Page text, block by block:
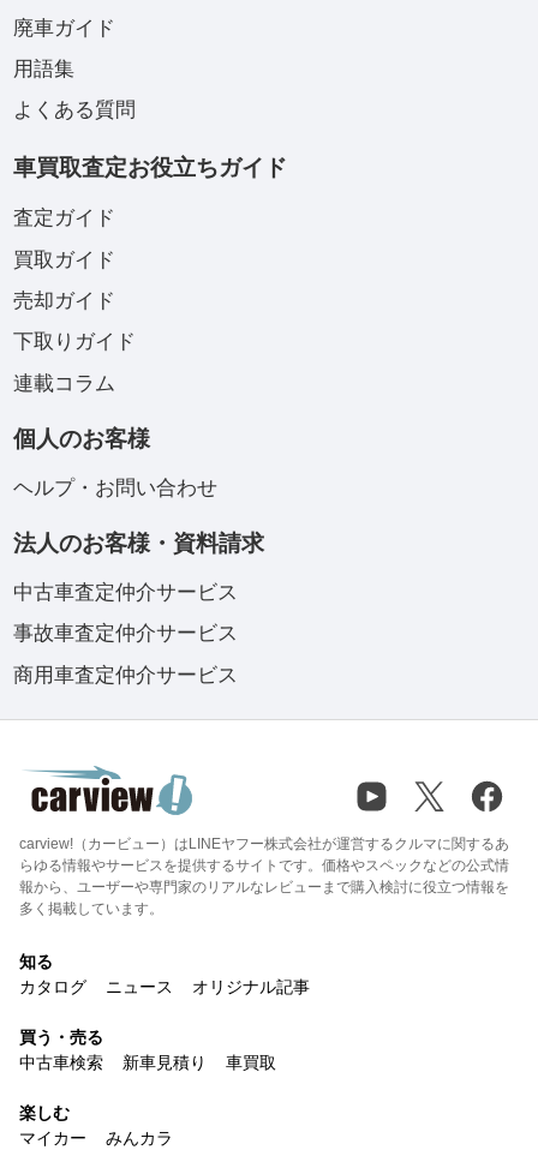
廃車ガイド
用語集
よくある質問
車買取査定お役立ちガイド
査定ガイド
買取ガイド
売却ガイド
下取りガイド
連載コラム
個人のお客様
ヘルプ・お問い合わせ
法人のお客様・資料請求
中古車査定仲介サービス
事故車査定仲介サービス
商用車査定仲介サービス
carview!（カービュー）はLINEヤフー株式会社が運営するクルマに関するあ
らゆる情報やサービスを提供するサイトです。価格やスペックなどの公式情
報から、ユーザーや専門家のリアルなレビューまで購入検討に役立つ情報を
多く掲載しています。
知る
カタログ
ニュース オリジナル記事
買う・売る
中古車検索
新車見積り 車買取
楽しむ
マイカー
みんカラ